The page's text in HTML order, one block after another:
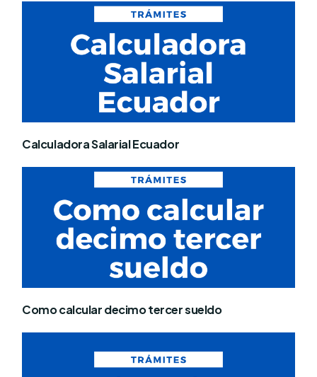
Calculadora Salarial Ecuador
Como calcular decimo tercer sueldo